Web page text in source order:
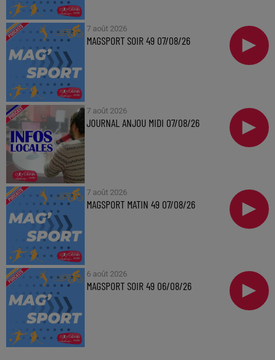
7 août 2026
MAGSPORT SOIR 49 07/08/26
7 août 2026
JOURNAL ANJOU MIDI 07/08/26
7 août 2026
MAGSPORT MATIN 49 07/08/26
6 août 2026
MAGSPORT SOIR 49 06/08/26